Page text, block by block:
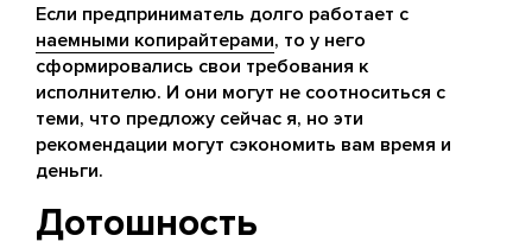
Если предприниматель долго работает с
наемными копирайтерами, то у него
сформировались свои требования к
исполнителю. И они могут не соотноситься с
теми, что предложу сейчас я, но эти
рекомендации могут сэкономить вам время и
деньги.
Дотошность